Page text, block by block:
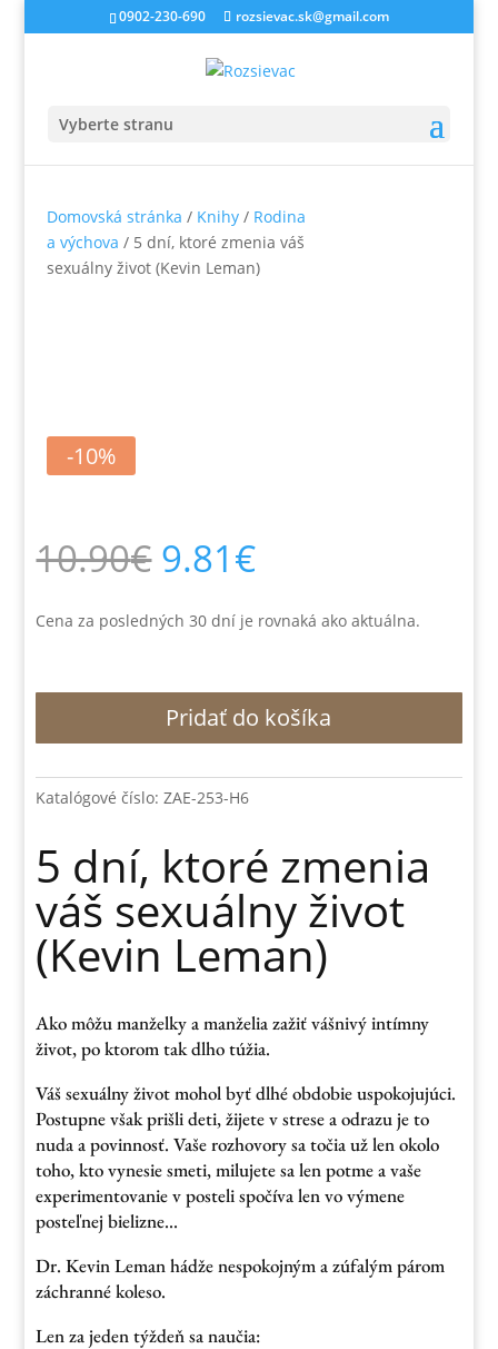
0902-230-690 rozsievac.sk@gmail.com
Vyberte stranu
Domovská stránka / Knihy / Rodina
a výchova / 5 dní, ktoré zmenia váš
sexuálny život (Kevin Leman)
-10%
10.90€ Pôvodná
cena
bola:
10.90€.
9.81€Aktuálna
je:
9.81€.
Cena za posledných 30 dní je rovnaká ako aktuálna.
množstvo
dní,
zmenia
sexuálny
život
(Kevin
Leman)
Pridať do košíka
Katalógové číslo:ZAE-253-H6
5 dní, ktoré zmenia
váš sexuálny život
(Kevin Leman)
Ako môžu manželky a manželia zažiť vášnivý intímny
život, po ktorom tak dlho túžia.
Váš sexuálny život mohol byť dlhé obdobie uspokojujúci.
Postupne však prišli deti, žijete v strese a odrazu je to
nuda a povinnosť. Vaše rozhovory sa točia už len okolo
toho, kto vynesie smeti, milujete sa len potme a vaše
experimentovanie v posteli spočíva len vo výmene
posteľnej bielizne…
Dr. Kevin Leman hádže nespokojným a zúfalým párom
záchranné koleso.
Len za jeden týždeň sa naučia: